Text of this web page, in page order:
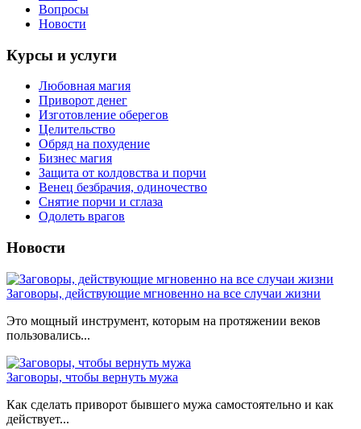
Вопросы
Новости
Курсы и услуги
Любовная магия
Приворот денег
Изготовление оберегов
Целительство
Обряд на похудение
Бизнес магия
Защита от колдовства и порчи
Венец безбрачия, одиночество
Снятие порчи и сглаза
Одолеть врагов
Новости
Заговоры, действующие мгновенно на все случаи жизни
Это мощный инструмент, которым на протяжении веков
пользовались...
Заговоры, чтобы вернуть мужа
Как сделать приворот бывшего мужа самостоятельно и как
действует...